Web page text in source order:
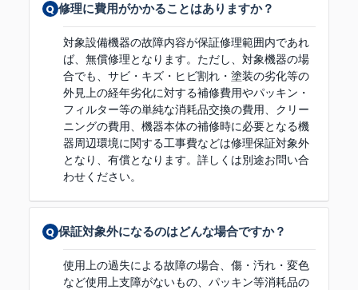
修理に費用がかかることはありますか？
対象設備機器の故障内容が保証修理範囲内であれ
ば、無償修理となります。ただし、対象機器の場
合でも、サビ・キズ・ヒビ割れ・塗装の劣化等の
外見上の経年劣化に対する補修費用やパッキン・
フィルター等の単純な消耗品交換の費用、クリー
ニングの費用、機器本体の補修時に必要となる機
器周辺環境に関する工事費などは修理保証対象外
となり、有償となります。詳しくは別途お問い合
わせください。
保証対象外になるのはどんな場合ですか？
使用上の過失による故障の場合、傷・汚れ・変色
など使用上支障がないもの、パッキン等消耗品の